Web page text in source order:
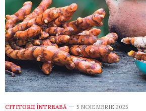
CITITORII ÎNTREABĂ 5 NOIEMBRIE 2025